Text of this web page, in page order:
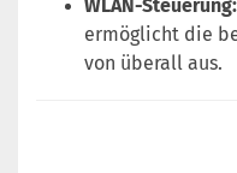
WLAN-Steuerung:
ermöglicht die
von überall aus.